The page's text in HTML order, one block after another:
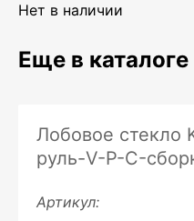
Нет в наличии
Еще в каталоге
Лобовое стекло
руль-V-P-C-
Артикул: